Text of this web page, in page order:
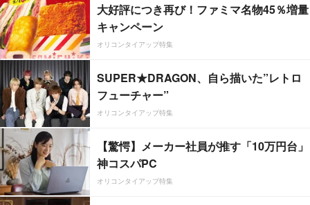
大好評につき再び！ファミマ名物45％増量
キャンペーン
オリコンタイアップ特集
SUPER★DRAGON、自ら描いた”レトロ
フューチャー”
オリコンタイアップ特集
【驚愕】メーカー社員が推す「10万円台」
神コスパPC
オリコンタイアップ特集